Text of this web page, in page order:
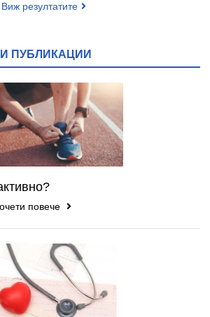
Виж резултатите
ПУБЛИКАЦИИ
повече